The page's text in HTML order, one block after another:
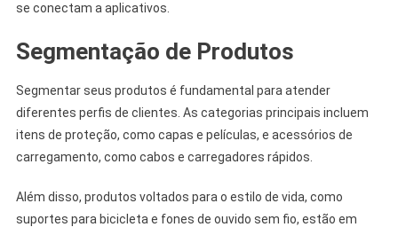
se conectam a aplicativos.
Segmentação de Produtos
Segmentar seus produtos é fundamental para atender
diferentes perfis de clientes. As categorias principais incluem
itens de proteção, como capas e películas, e acessórios de
carregamento, como cabos e carregadores rápidos.
Além disso, produtos voltados para o estilo de vida, como
suportes para bicicleta e fones de ouvido sem fio, estão em